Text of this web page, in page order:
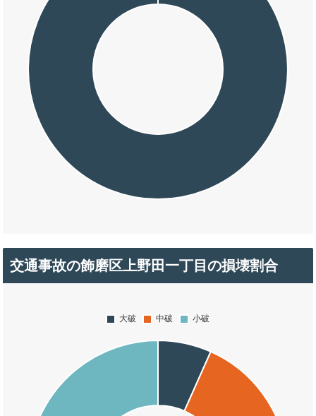
交通事故の飾磨区上野田一丁目の損壊割合